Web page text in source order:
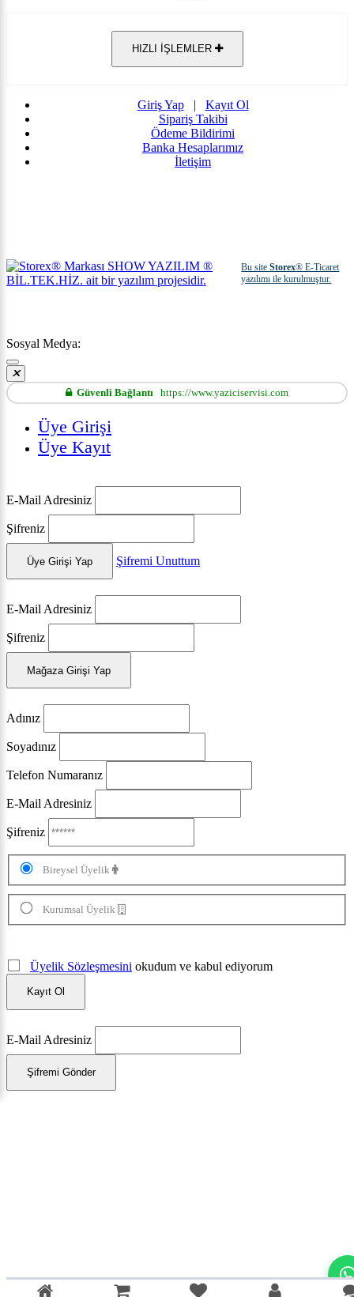
HIZLI İŞLEMLER
Giriş Yap| Kayıt Ol
Sipariş Takibi
Ödeme Bildirimi
Banka Hesaplarımız
İletişim
Bu siteStorex® E-Ticaret
yazılımı ile kurulmuştur.
Sosyal Medya:
Güvenli Bağlantı https://www.yaziciservisi.com
Üye Girişi
Üye Kayıt
E-Mail Adresiniz
Şifreniz
Üye Girişi Yap Şifremi Unuttum
E-Mail Adresiniz
Şifreniz
Mağaza Girişi Yap
Adınız
Soyadınız
Telefon Numaranız
E-Mail Adresiniz
Şifreniz
Bireysel Üyelik
Kurumsal Üyelik
Üyelik Sözleşmesini okudum ve kabul ediyorum
Kayıt Ol
E-Mail Adresiniz
Şifremi Gönder